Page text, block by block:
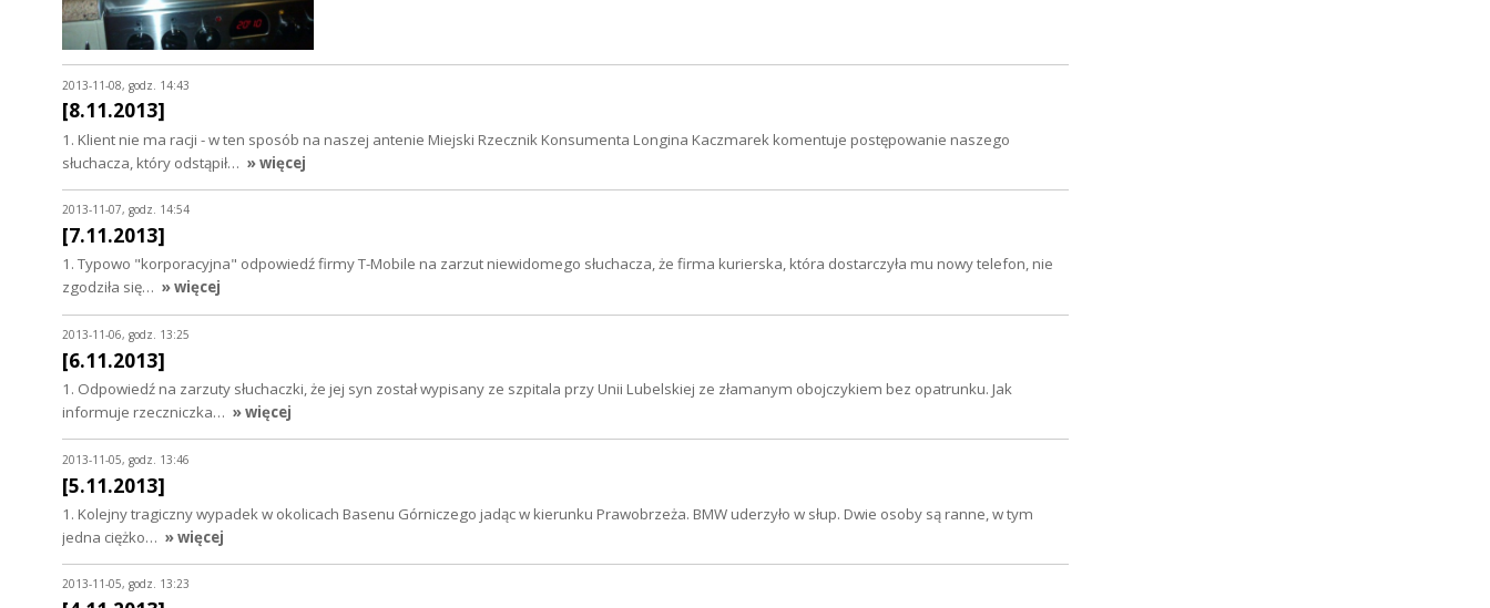
2013-11-08, godz. 14:43
[8.11.2013]
1. Klient nie ma racji - w ten sposób na naszej antenie Miejski Rzecznik Konsumenta Longina Kaczmarek komentuje postępowanie naszego
słuchacza, który odstąpił… » więcej
2013-11-07, godz. 14:54
[7.11.2013]
1. Typowo "korporacyjna" odpowiedź firmy T-Mobile na zarzut niewidomego słuchacza, że firma kurierska, która dostarczyła mu nowy telefon, nie
zgodziła się… » więcej
2013-11-06, godz. 13:25
[6.11.2013]
1. Odpowiedź na zarzuty słuchaczki, że jej syn został wypisany ze szpitala przy Unii Lubelskiej ze złamanym obojczykiem bez opatrunku. Jak
informuje rzeczniczka… » więcej
2013-11-05, godz. 13:46
[5.11.2013]
1. Kolejny tragiczny wypadek w okolicach Basenu Górniczego jadąc w kierunku Prawobrzeża. BMW uderzyło w słup. Dwie osoby są ranne, w tym
jedna ciężko… » więcej
2013-11-05, godz. 13:23